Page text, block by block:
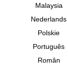
Malaysia
Nederlands
Polskie
Português
Român